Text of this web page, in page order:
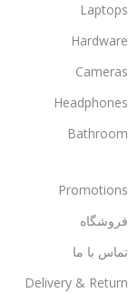
Laptops
Hardware
Cameras
Headphones
Bathroom
Promotions
فروشگاه
تماس با ما
Delivery & Return